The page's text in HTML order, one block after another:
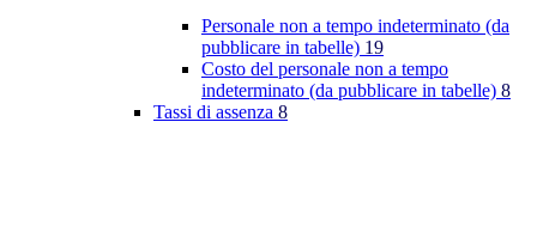
Personale non a tempo indeterminato (da
pubblicare in tabelle) 19
Costo del personale non a tempo
indeterminato (da pubblicare in tabelle) 8
Tassi di assenza 8